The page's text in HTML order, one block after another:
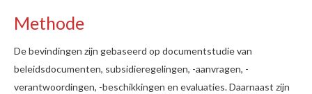
Methode
De bevindingen zijn gebaseerd op documentstudie van
beleidsdocumenten, subsidieregelingen, -aanvragen, -
verantwoordingen, -beschikkingen en evaluaties. Daarnaast zijn